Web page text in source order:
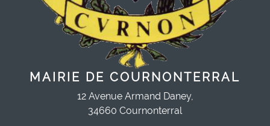
MAIRIE DE COURNONTERRAL
12 Avenue Armand Daney,
34660 Cournonterral